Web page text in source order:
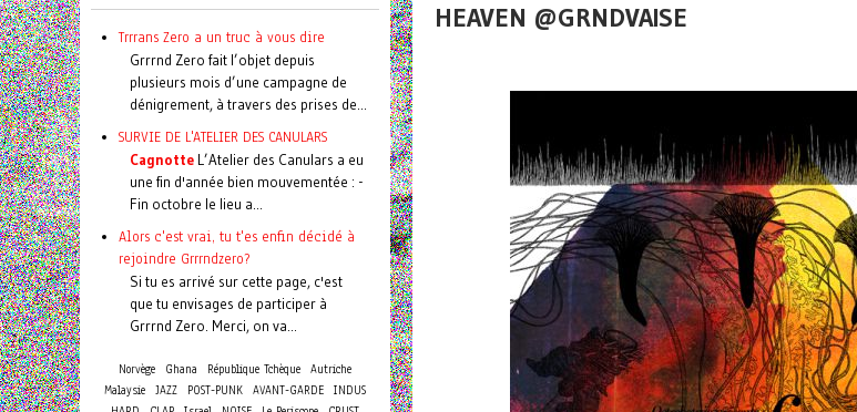
HEAVEN @GRNDVAISE
Trrrans Zero a un truc à vous dire
Grrrnd Zero fait l’objet depuis
plusieurs mois d’une campagne de
dénigrement, à travers des prises de...
SURVIE DE L'ATELIER DES CANULARS
Cagnotte L’Atelier des Canulars a eu
une fin d'année bien mouvementée : -
Fin octobre le lieu a...
Alors c'est vrai, tu t'es enfin décidé à
rejoindre Grrrndzero?
Si tu es arrivé sur cette page, c'est
que tu envisages de participer à
Grrrnd Zero. Merci, on va...
Norvège Ghana République Tchèque Autriche
Malaysie JAZZ POST-PUNK AVANT-GARDE INDUS